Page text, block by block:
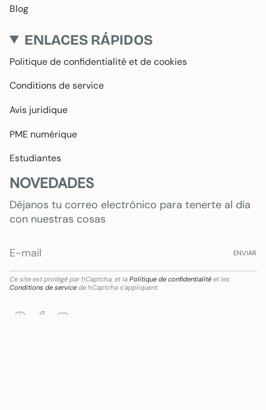
Blog
ENLACES RÁPIDOS
Politique de confidentialité et de cookies
Conditions de service
Avis juridique
PME numérique
Estudiantes
NOVEDADES
Déjanos tu correo electrónico para tenerte al día
con nuestras cosas
ENVIAR
Ce site est protégé par hCaptcha, et la Politique de confidentialité et les
Conditions de service de hCaptcha s’appliquent.
InstagramFacebook